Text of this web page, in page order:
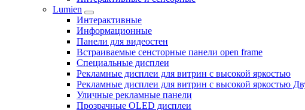
Lumien
Интерактивные
Информационные
Панели для видеостен
Встраиваемые сенсторные панели open frame
Специальные дисплеи
Рекламные дисплеи для витрин с высокой яркостью
Рекламные дисплеи для витрин с высокой яркостью
Уличные рекламные панели
Прозрачные OLED дисплеи